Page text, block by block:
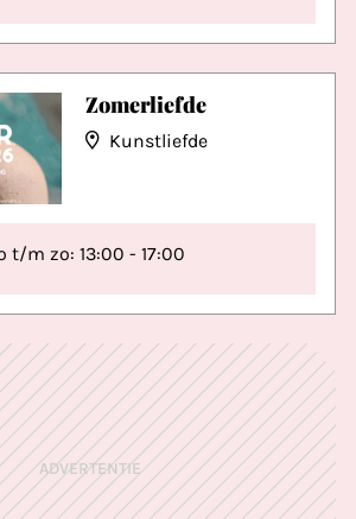
Zomerliefde
Kunstliefde
t/m zo: 13:00 - 17:00
ADVERTENTIE